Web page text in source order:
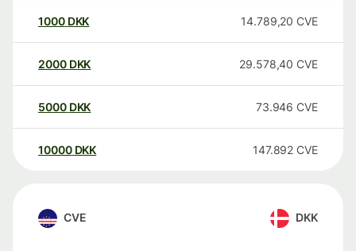
1000 DKK 14.789,20 CVE
2000 DKK 29.578,40 CVE
5000 DKK 73.946 CVE
10000 DKK 147.892 CVE
CVE DKK